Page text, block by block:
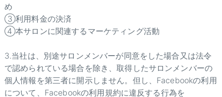
め
③利用料金の決済
④本サロンに関連するマーケティング活動
3.当社は、別途サロンメンバーが同意をした場合又は法令
で認められている場合を除き、取得したサロンメンバーの
個人情報を第三者に開示しません。但し、Facebookの利用
について、Facebookの利用規約に違反する行為を